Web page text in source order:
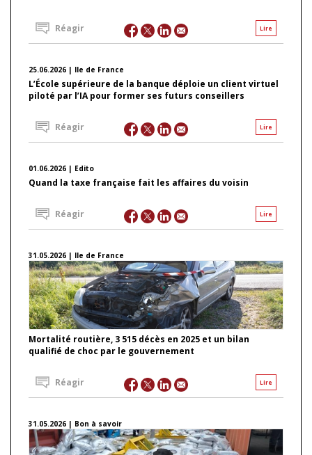
Lire
Réagir
25.06.2026 | Ile de France
L’École supérieure de la banque déploie un client virtuel
piloté par l’IA pour former ses futurs conseillers
Lire
Réagir
01.06.2026 | Edito
Quand la taxe française fait les affaires du voisin
Lire
Réagir
31.05.2026 | Ile de France
Mortalité routière, 3 515 décès en 2025 et un bilan
qualifié de choc par le gouvernement
Lire
Réagir
31.05.2026 | Bon à savoir